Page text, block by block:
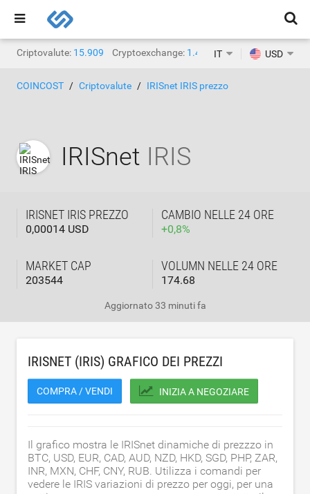
Criptovalute: 15.909 Cryptoexchange: 1.471 IT USD
COINCOST Criptovalute IRISnet IRIS prezzo
IRISnet IRIS
IRISNET IRIS PREZZO
0,00014 USD
CAMBIO NELLE 24 ORE
+0,8%
MARKET CAP
203544
VOLUMN NELLE 24 ORE
174.68
Aggiornato33 minuti fa
IRISNET (IRIS) GRAFICO DEI PREZZI
COMPRA / VENDI INIZIA A NEGOZIARE
Il grafico mostra le IRISnet dinamiche di prezzzo in
BTC, USD, EUR, CAD, AUD, NZD, HKD, SGD, PHP, ZAR,
INR, MXN, CHF, CNY, RUB. Utilizza i comandi per
vedere le IRIS variazioni di prezzo per oggi, per una